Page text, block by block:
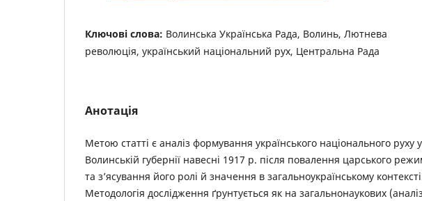
Ключові слова: Волинська Українська Рада, Волинь, Лютнева
революція, український національний рух, Центральна Рада
Анотація
Метою статті є аналіз формування українського національного руху у
Волинській губернії навесні 1917 р. після повалення царського
та з’ясування його ролі й значення в загальноукраїнському
Методологія дослідження ґрунтується як на загальнонаукових